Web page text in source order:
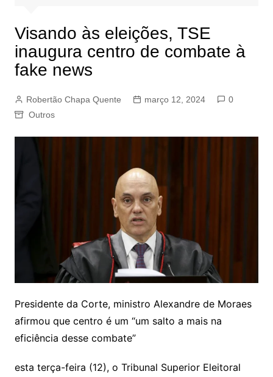
Visando às eleições, TSE
inaugura centro de combate à
fake news
Robertão Chapa Quente março 12, 2024
0
Outros
Presidente da Corte, ministro Alexandre de Moraes
afirmou que centro é um “um salto a mais na
eficiência desse combate”
esta terça-feira (12), o Tribunal Superior Eleitoral